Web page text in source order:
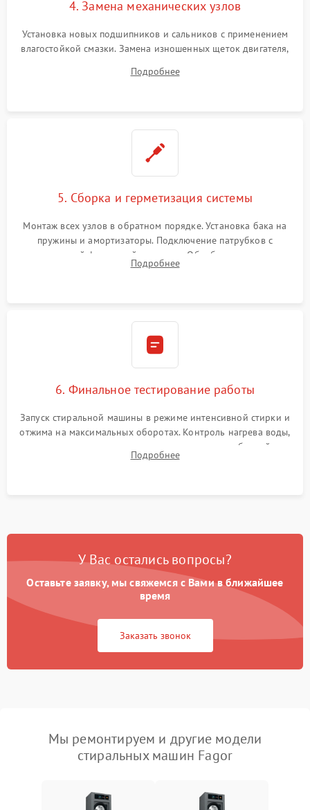
4. Замена механических узлов
Установка новых подшипников и сальников с применением
влагостойкой смазки. Замена изношенных щеток двигателя,
или поврежденной резиновой манжеты.
Подробнее
5. Сборка и герметизация системы
Монтаж всех узлов в обратном порядке. Установка бака на
пружины и амортизаторы. Подключение патрубков с
надежной фиксацией хомутами. Обработка стыков
герметиком для предотвращения возможных протечек воды.
Подробнее
6. Финальное тестирование работы
Запуск стиральной машины в режиме интенсивной стирки и
отжима на максимальных оборотах. Контроль нагрева воды,
корректности слива, отсутствия излишних вибраций,
посторонних стуков и протечек под корпусом.
Подробнее
У Вас остались вопросы?
Оставьте заявку, мы свяжемся с Вами в ближайшее
время
Заказать звонок
Мы ремонтируем и другие модели
стиральных машин Fagor